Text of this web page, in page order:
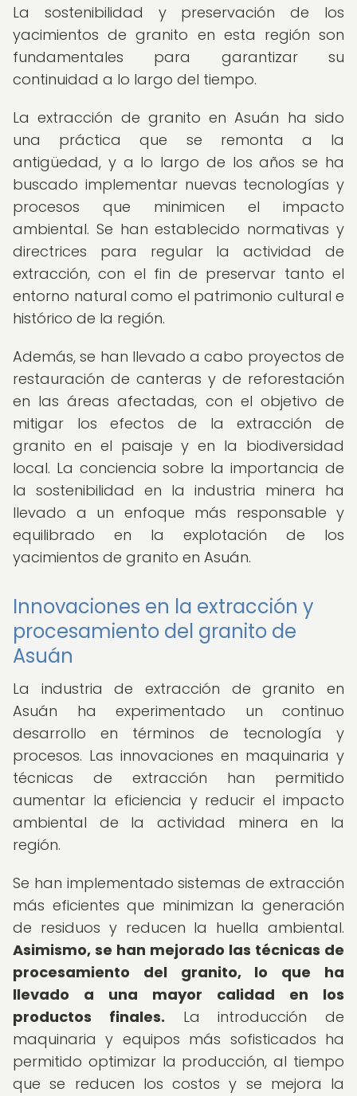
La sostenibilidad y preservación de los
yacimientos de granito en esta región son
fundamentales para garantizar su
continuidad a lo largo del tiempo.
La extracción de granito en Asuán ha sido
una práctica que se remonta a la
antigüedad, y a lo largo de los años se ha
buscado implementar nuevas tecnologías y
procesos que minimicen el impacto
ambiental. Se han establecido normativas y
directrices para regular la actividad de
extracción, con el fin de preservar tanto el
entorno natural como el patrimonio cultural e
histórico de la región.
Además, se han llevado a cabo proyectos de
restauración de canteras y de reforestación
en las áreas afectadas, con el objetivo de
mitigar los efectos de la extracción de
granito en el paisaje y en la biodiversidad
local. La conciencia sobre la importancia de
la sostenibilidad en la industria minera ha
llevado a un enfoque más responsable y
equilibrado en la explotación de los
yacimientos de granito en Asuán.
Innovaciones en la extracción y
procesamiento del granito de
Asuán
La industria de extracción de granito en
Asuán ha experimentado un continuo
desarrollo en términos de tecnología y
procesos. Las innovaciones en maquinaria y
técnicas de extracción han permitido
aumentar la eficiencia y reducir el impacto
ambiental de la actividad minera en la
región.
Se han implementado sistemas de extracción
más eficientes que minimizan la generación
de residuos y reducen la huella ambiental.
Asimismo, se han mejorado las técnicas de
procesamiento del granito, lo que ha
llevado a una mayor calidad en los
productos finales. La introducción de
maquinaria y equipos más sofisticados ha
permitido optimizar la producción, al tiempo
que se reducen los costos y se mejora la